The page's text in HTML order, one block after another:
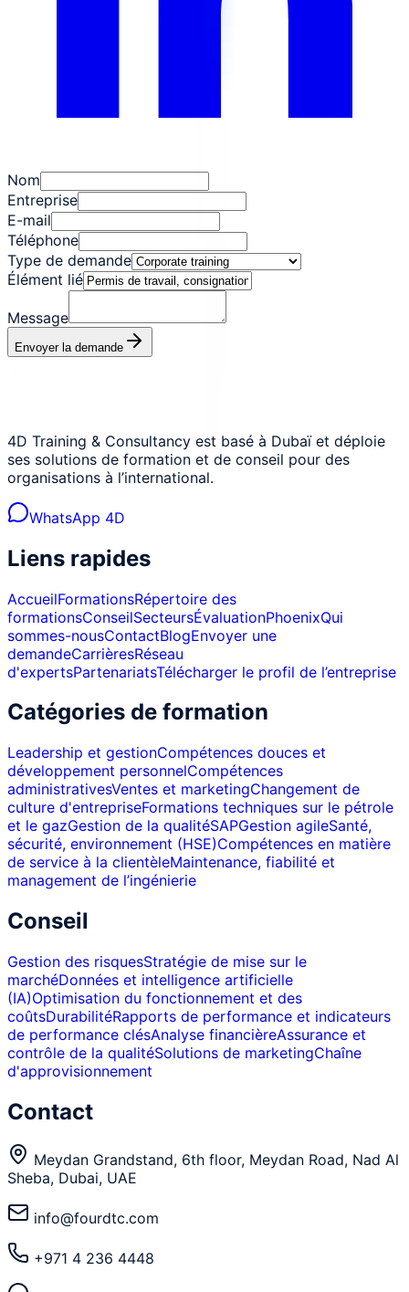
Nom
Entreprise
E-mail
Téléphone
Type de demande
Élément lié
Message
Envoyer la demande
4D Training & Consultancy est basé à Dubaï et déploie
ses solutions de formation et de conseil pour des
organisations à l’international.
WhatsApp 4D
Liens rapides
AccueilFormationsRépertoire des
formationsConseilSecteursÉvaluationPhoenixQui
sommes-nousContactBlogEnvoyer une
demandeCarrièresRéseau
d'expertsPartenariatsTélécharger le profil de l’entreprise
Catégories de formation
Leadership et gestionCompétences douces et
développement personnelCompétences
administrativesVentes et marketingChangement de
culture d'entrepriseFormations techniques sur le pétrole
et le gazGestion de la qualitéSAPGestion agileSanté,
sécurité, environnement (HSE)Compétences en matière
de service à la clientèleMaintenance, fiabilité et
management de l’ingénierie
Conseil
Gestion des risquesStratégie de mise sur le
marchéDonnées et intelligence artificielle
(IA)Optimisation du fonctionnement et des
coûtsDurabilitéRapports de performance et indicateurs
de performance clésAnalyse financièreAssurance et
contrôle de la qualitéSolutions de marketingChaîne
d'approvisionnement
Contact
Meydan Grandstand, 6th floor, Meydan Road, Nad Al
Sheba, Dubai, UAE
info@fourdtc.com
+971 4 236 4448